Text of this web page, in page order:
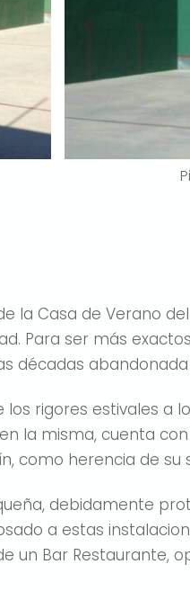
la Casa de Verano
Para ser más
décadas
rigores estivales a
la misma, cuenta
como herencia de su
debidamente
a estas
un Bar Restaurante,